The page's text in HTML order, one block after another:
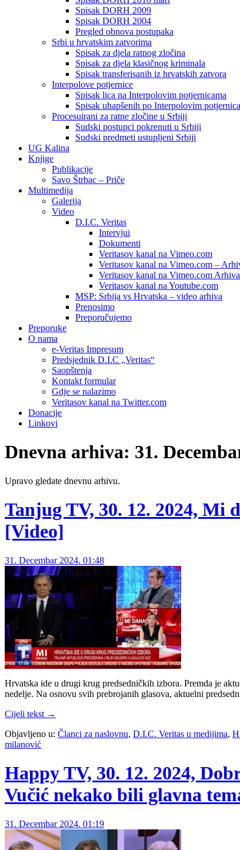
Spisak DORH 2009
Spisak DORH 2004
Pregled obnova postupaka
Srbi u hrvatskim zatvorima
Spisak za djela ratnog zločina
Spisak za djela klasičnog kriminala
Spisak transferisanih iz hrvatskih zatvora
Interpolove potjernice
Spisak lica na Interpolovim potjernicama
Spisak uhapšenih po Interpolovim
Procesuirani za ratne zločine u Srbiji
Sudski postupci pokrenuti u Srbiji
Sudski predmeti ustupljeni Srbiji
UG Kalina
Knjige
Publikacije
Savo Štrbac – Priče
Multimedija
Galerija
Video
D.I.C. Veritas
Intervjui
Dokumenti
Veritasov kanal na Vimeo.com
Veritasov kanal na Vimeo.com –
Veritasov kanal na Vimeo.com
Veritasov kanal na Youtube.com
MSP: Srbija vs Hrvatska – video arhiva
Prenosimo
Preporučujemo
Preporuke
O nama
e-Veritas Impresum
Predsjednik D.I.C „Veritas“
Saopštenja
Kontakt formular
Gdje se nalazimo
Veritasov kanal na Twitter.com
Donacije
Linkovi
Dnevna arhiva: 31.
Upravo gledate dnevnu arhivu.
Tanjug TV, 30. 12. 2024, Mi
[Video]
31. Decembar 2024. 01:48
Hrvatska ide u drugi krug predsedničkih izbora. Premda je
nedelje. Na osnovu svih prebrojanih glasova, aktuelni
Cijeli tekst →
Objavljeno u: Članci za naslovnu, D.I.C. Veritas u medijima,
milanović
Happy TV, 30. 12. 2024,
Vučić nekako bili glavna
31. Decembar 2024. 01:19